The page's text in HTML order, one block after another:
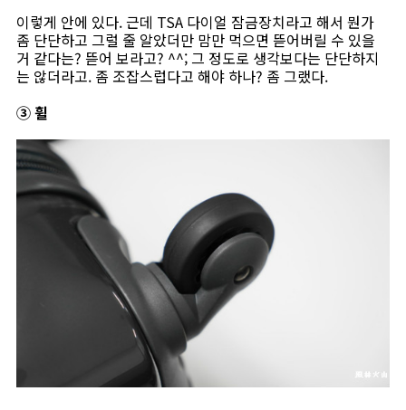
이렇게 안에 있다. 근데 TSA 다이얼 잠금장치라고 해서 뭔가
좀 단단하고 그럴 줄 알았더만 맘만 먹으면 뜯어버릴 수 있을
거 같다는? 뜯어 보라고? ^^; 그 정도로 생각보다는 단단하지
는 않더라고. 좀 조잡스럽다고 해야 하나? 좀 그랬다.
③ 휠